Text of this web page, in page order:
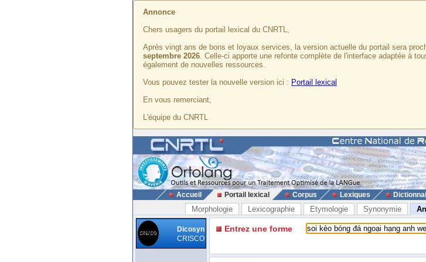
Annonce
Chers usagers du portail lexical du CNRTL,
Après vingt ans de bons et loyaux services, la version actuelle du portail sera
septembre 2026. Celle-ci apporte une refonte complète de l'interface adaptée à
également de nouvelles ressources.
Vous pouvez tester la nouvelle version ici : Portail lexical
En vous remerciant,
L'équipe du CNRTL
Accueil Portail lexical Corpus Lexiques
Morphologie Lexicographie Etymologie Synonymie
Dicosyn
CRISCO
Entrez une forme